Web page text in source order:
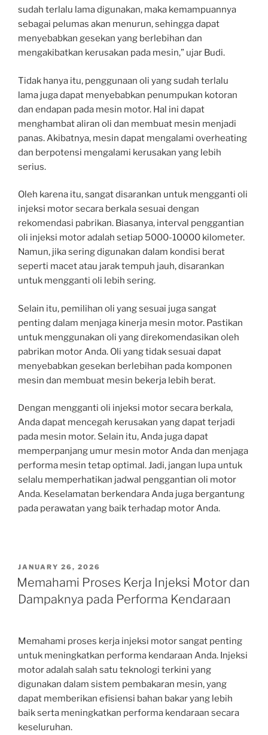
sudah terlalu lama digunakan, maka kemampuannya
sebagai pelumas akan menurun, sehingga dapat
menyebabkan gesekan yang berlebihan dan
mengakibatkan kerusakan pada mesin,” ujar Budi.
Tidak hanya itu, penggunaan oli yang sudah terlalu
lama juga dapat menyebabkan penumpukan kotoran
dan endapan pada mesin motor. Hal ini dapat
menghambat aliran oli dan membuat mesin menjadi
panas. Akibatnya, mesin dapat mengalami overheating
dan berpotensi mengalami kerusakan yang lebih
serius.
Oleh karena itu, sangat disarankan untuk mengganti oli
injeksi motor secara berkala sesuai dengan
rekomendasi pabrikan. Biasanya, interval penggantian
oli injeksi motor adalah setiap 5000-10000 kilometer.
Namun, jika sering digunakan dalam kondisi berat
seperti macet atau jarak tempuh jauh, disarankan
untuk mengganti oli lebih sering.
Selain itu, pemilihan oli yang sesuai juga sangat
penting dalam menjaga kinerja mesin motor. Pastikan
untuk menggunakan oli yang direkomendasikan oleh
pabrikan motor Anda. Oli yang tidak sesuai dapat
menyebabkan gesekan berlebihan pada komponen
mesin dan membuat mesin bekerja lebih berat.
Dengan mengganti oli injeksi motor secara berkala,
Anda dapat mencegah kerusakan yang dapat terjadi
pada mesin motor. Selain itu, Anda juga dapat
memperpanjang umur mesin motor Anda dan menjaga
performa mesin tetap optimal. Jadi, jangan lupa untuk
selalu memperhatikan jadwal penggantian oli motor
Anda. Keselamatan berkendara Anda juga bergantung
pada perawatan yang baik terhadap motor Anda.
POSTED
ON
JANUARY 26, 2026
Memahami Proses Kerja Injeksi Motor dan
Dampaknya pada Performa Kendaraan
Memahami proses kerja injeksi motor sangat penting
untuk meningkatkan performa kendaraan Anda. Injeksi
motor adalah salah satu teknologi terkini yang
digunakan dalam sistem pembakaran mesin, yang
dapat memberikan efisiensi bahan bakar yang lebih
baik serta meningkatkan performa kendaraan secara
keseluruhan.